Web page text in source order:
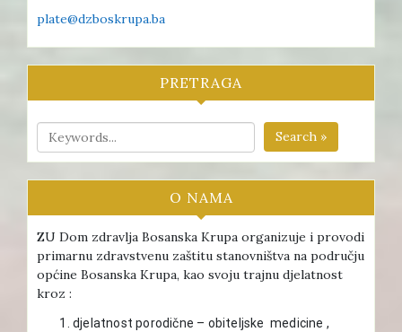
plate@dzboskrupa.ba
PRETRAGA
Search »
O NAMA
ZU Dom zdravlja Bosanska Krupa organizuje i provodi
primarnu zdravstvenu zaštitu stanovništva na području
općine Bosanska Krupa, kao svoju trajnu djelatnost
kroz :
djelatnost porodične – obiteljske medicine ,